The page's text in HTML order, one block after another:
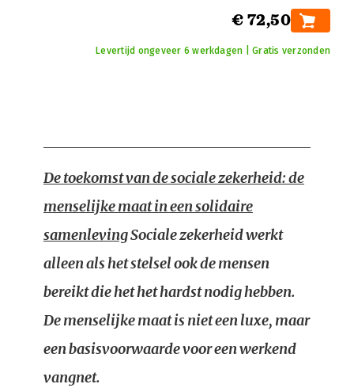
€ 72,50
Levertijd ongeveer 6 werkdagen | Gratis verzonden
De toekomst van de sociale zekerheid: de
menselijke maat in een solidaire
samenlevingSociale zekerheid werkt
alleen als het stelsel ook de mensen
bereikt die het het hardst nodig hebben.
De menselijke maat is niet een luxe, maar
een basisvoorwaarde voor een werkend
vangnet.